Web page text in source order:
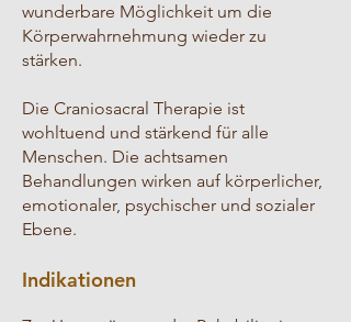
wunderbare Möglichkeit um die
Körperwahrnehmung wieder zu
stärken.
Die Craniosacral Therapie ist
wohltuend und stärkend für alle
Menschen. Die achtsamen
Behandlungen wirken auf körperlicher,
emotionaler, psychischer und sozialer
Ebene.
Indikationen